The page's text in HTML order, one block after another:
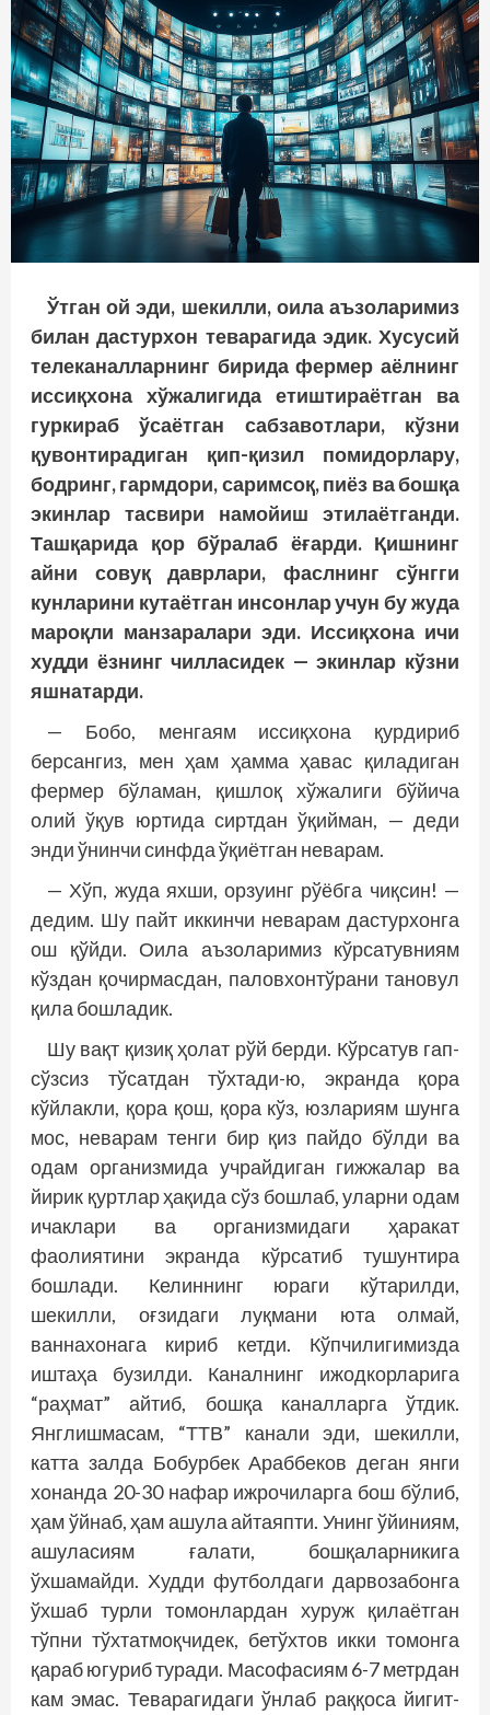
Ўтган ой эди, шекилли, оила аъзоларимиз
билан дастурхон теварагида эдик. Хусусий
телеканалларнинг бирида фермер аёлнинг
иссиқхона хўжалигида етиштираётган ва
гуркираб ўсаётган сабзавотлари, кўзни
қувонтирадиган қип-қизил помидорлару,
бодринг, гармдори, саримсоқ, пиёз ва бошқа
экинлар тасвири намойиш этилаётганди.
Ташқарида қор бўралаб ёғарди. Қишнинг
айни совуқ даврлари, фаслнинг сўнгги
кунларини кутаётган инсонлар учун бу жуда
мароқли манзаралари эди. Иссиқхона ичи
худди ёзнинг чилласидек — экинлар кўзни
яшнатарди.
— Бобо, менгаям иссиқхона қурдириб
берсангиз, мен ҳам ҳамма ҳавас қиладиган
фермер бўламан, қишлоқ хўжалиги бўйича
олий ўқув юртида сиртдан ўқийман, — деди
энди ўнинчи синфда ўқиётган неварам.
— Хўп, жуда яхши, орзуинг рўёбга чиқсин! —
дедим. Шу пайт иккинчи неварам дастурхонга
ош қўйди. Оила аъзоларимиз кўрсатувниям
кўздан қочирмасдан, паловхонтўрани тановул
қила бошладик.
Шу вақт қизиқ ҳолат рўй берди. Кўрсатув гап-
сўзсиз тўсатдан тўхтади-ю, экранда қора
кўйлакли, қора қош, қора кўз, юзлариям шунга
мос, неварам тенги бир қиз пайдо бўлди ва
одам организмида учрайдиган гижжалар ва
йирик қуртлар ҳақида сўз бошлаб, уларни одам
ичаклари ва организмидаги ҳаракат
фаолиятини экранда кўрсатиб тушунтира
бошлади. Келиннинг юраги кўтарилди,
шекилли, оғзидаги луқмани юта олмай,
ваннахонага кириб кетди. Кўпчилигимизда
иштаҳа бузилди. Каналнинг ижодкорларига
“раҳмат” айтиб, бошқа каналларга ўтдик.
Янглишмасам, “ТТВ” канали эди, шекилли,
катта залда Бобурбек Араббеков деган янги
хонанда 20-30 нафар ижрочиларга бош бўлиб,
ҳам ўйнаб, ҳам ашула айтаяпти. Унинг ўйиниям,
ашуласиям ғалати, бошқаларникига
ўхшамайди. Худди футболдаги дарвозабонга
ўхшаб турли томонлардан хуруж қилаётган
тўпни тўхтатмоқчидек, бетўхтов икки томонга
қараб югуриб туради. Масофасиям 6-7 метрдан
кам эмас. Теварагидаги ўнлаб раққоса йигит-